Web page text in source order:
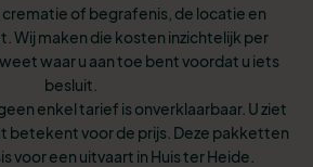
of begrafenis, de locatie en
Wij maken die kosten inzichtelijk per
waar u aan toe bent voordat u iets
besluit.
enkel tarief is onverklaarbaar. U ziet
betekent voor de prijs. Deze pakketten
voor een uitvaart in Huis ter Heide.